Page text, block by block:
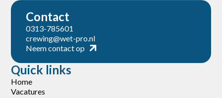
Contact
0313-785601
crewing@wet-pro.nl
Neem contact op
Quick links
Home
Vacatures